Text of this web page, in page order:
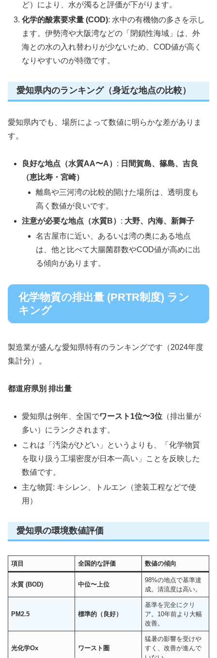
ど）により、水が濁ると評価が下がります。
化学的酸素要求量 (COD): 水中の有機物の多さを示し
ます。伊勢湾や大阪湾などの「閉鎖性海域」は、外
海との水の入れ替わりが少ないため、COD値が高く
なりやすいのが特徴です。
愛知県内のランキング（身近な地点の比較）
愛知県内でも、場所によって数値に明らかな差がありま
す。
良好な地点（水質AA〜A） : 日間賀島、篠島、吉良
（恵比寿・宮崎）
離島や三河湾の比較的開けた場所は、透明度も
高く数値が良いです。
注意が必要な地点（水質B） : 大野、内海、新舞子
名古屋市に近い、あるいは湾の奥にある地点
は、他と比べて大腸菌群数やCOD値が高めに出
る傾向があります。
化学物質の排出量 (PRTR制度) ラン
キング
製造業が盛んな愛知県特有のランキングです（2024年度
集計分）。
都道府県別 排出量
愛知県は例年、全国でワースト1位〜3位 （排出量が
多い）にランクされます。
これは「汚染がひどい」というよりも、「化学物質
を取り扱う工場密度が日本一高い」ことを反映した
数値です。
主な物質: キシレン、トルエン（塗装工程などで使
用）
愛知県の環境数値評価
項目 全国的な評価 数値の傾向
水質 (BOD) 中位〜上位
98%の地点で基準達
成。清流度は高い。
PM2.5 標準的（良好）
基準を完全にクリ
ア。10年前より大幅
改善。
光化学Ox ワースト圏
猛暑の影響を受けや
すく、改善が進んで